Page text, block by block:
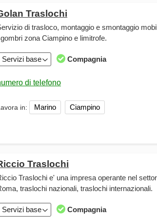
Traslochi
di trasloco, montaggio e smontaggio
zona Ciampino e limitrofe.
Servizi base Compagnia
in: Marino Ciampino
Traslochi
Traslochi e' una impresa operante nel
traslochi nazionali, traslochi internazionali.
Servizi base Compagnia